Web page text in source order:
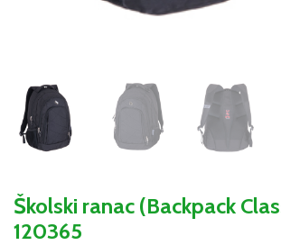
Školski ranac (Backpack
120365